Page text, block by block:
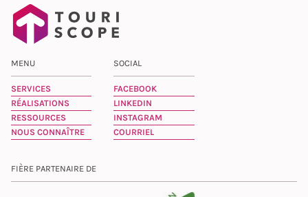
MENU
SERVICES
RÉALISATIONS
RESSOURCES
NOUS CONNAÎTRE
SOCIAL
FACEBOOK
LINKEDIN
INSTAGRAM
COURRIEL
FIÈRE PARTENAIRE DE